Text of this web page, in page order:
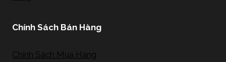
Chính Sách Bán Hàng
Chính Sách Mua Hàng